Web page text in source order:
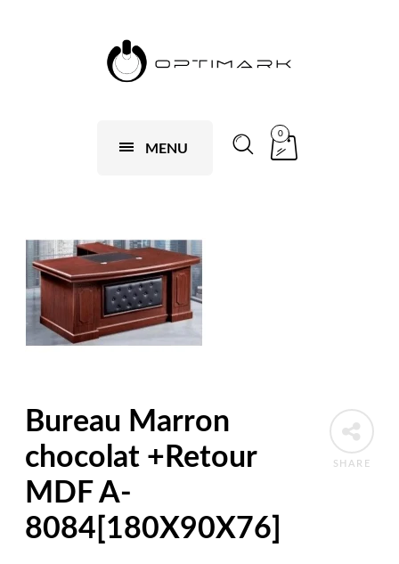
MENU
0
SHARE
Bureau Marron
chocolat +Retour
MDF A-
8084[180X90X76]